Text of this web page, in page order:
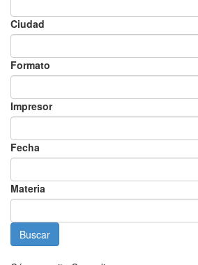
Ciudad
Formato
Impresor
Fecha
Materia